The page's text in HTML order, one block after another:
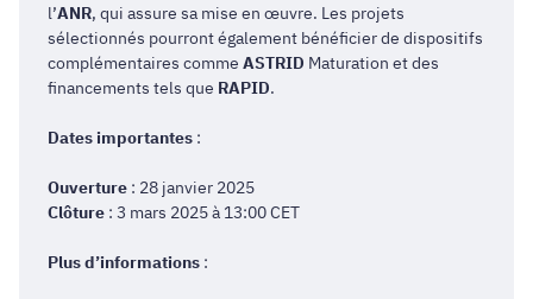
l’ANR, qui assure sa mise en œuvre. Les projets
sélectionnés pourront également bénéficier de dispositifs
complémentaires comme ASTRID Maturation et des
financements tels que RAPID.
Dates importantes :
Ouverture : 28 janvier 2025
Clôture : 3 mars 2025 à 13:00 CET
Plus d’informations :